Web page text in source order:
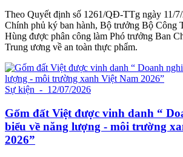
Theo Quyết định số 1261/QĐ-TTg ngày 11/
Chính phủ ký ban hành, Bộ trưởng Bộ Công
Hùng được phân công làm Phó trưởng Ban
Trung ương về an toàn thực phẩm.
Sự kiện - 12/07/2026
Gốm đất Việt được vinh danh “
biểu về năng lượng - môi trường
2026”